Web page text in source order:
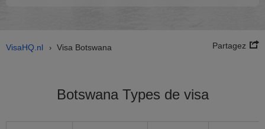
VisaHQ.nl › Visa Botswana Partagez
Botswana Types de visa